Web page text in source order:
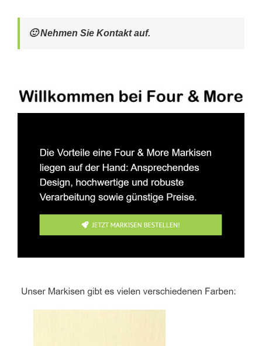
🙂 Nehmen Sie Kontakt auf.